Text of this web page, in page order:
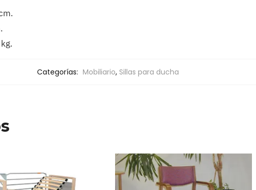
Categorías: Mobiliario, Sillas para ducha